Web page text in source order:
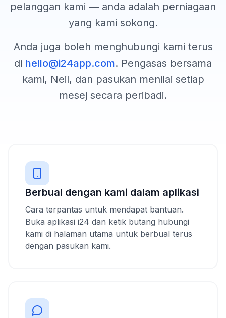
pelanggan kami — anda adalah perniagaan
yang kami sokong.
Anda juga boleh menghubungi kami terus
di hello@i24app.com. Pengasas bersama
kami, Neil, dan pasukan menilai setiap
mesej secara peribadi.
Berbual dengan kami dalam aplikasi
Cara terpantas untuk mendapat bantuan.
Buka aplikasi i24 dan ketik butang hubungi
kami di halaman utama untuk berbual terus
dengan pasukan kami.